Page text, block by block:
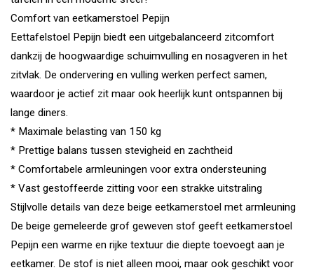
Comfort van eetkamerstoel Pepijn
Eettafelstoel Pepijn biedt een uitgebalanceerd zitcomfort
dankzij de hoogwaardige schuimvulling en nosagveren in het
zitvlak. De ondervering en vulling werken perfect samen,
waardoor je actief zit maar ook heerlijk kunt ontspannen bij
lange diners.
* Maximale belasting van 150 kg
* Prettige balans tussen stevigheid en zachtheid
* Comfortabele armleuningen voor extra ondersteuning
* Vast gestoffeerde zitting voor een strakke uitstraling
Stijlvolle details van deze beige eetkamerstoel met armleuning
De beige gemeleerde grof geweven stof geeft eetkamerstoel
Pepijn een warme en rijke textuur die diepte toevoegt aan je
eetkamer. De stof is niet alleen mooi, maar ook geschikt voor